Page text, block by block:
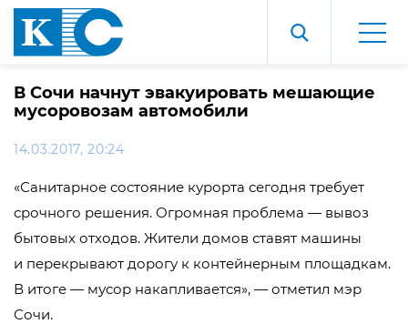
В Сочи начнут эвакуировать мешающие
мусоровозам автомобили
14.03.2017, 20:24
«Санитарное состояние курорта сегодня требует
срочного решения. Огромная проблема — вывоз
бытовых отходов. Жители домов ставят машины
и перекрывают дорогу к контейнерным площадкам.
В итоге — мусор накапливается», — отметил мэр
Сочи.